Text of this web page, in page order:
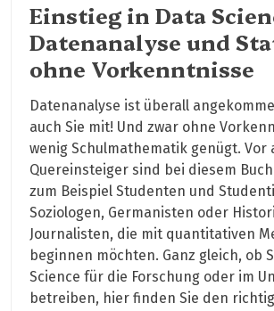
Einstieg in Data
Datenanalyse und
ohne Vorkenntnisse
Datenanalyse ist überall
auch Sie mit! Und zwar ohne
wenig Schulmathematik genügt. Vor
Quereinsteiger sind bei diesem
zum Beispiel Studenten und
Soziologen, Germanisten oder
Journalisten, die mit quantitativen
beginnen möchten. Ganz gleich, ob
Science für die Forschung oder im
betreiben, hier finden Sie den